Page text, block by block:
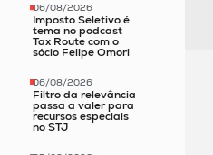
06/08/2026
Imposto Seletivo é
tema no podcast
Tax Route com o
sócio Felipe Omori
06/08/2026
Filtro da relevância
passa a valer para
recursos especiais
no STJ